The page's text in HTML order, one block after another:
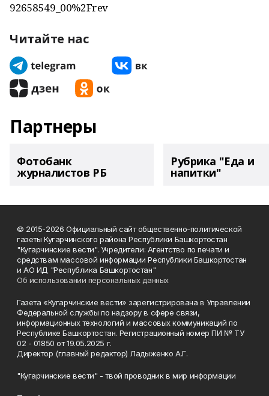
92658549_00%2Frev
Читайте нас
Партнеры
Фотобанк
журналистов РБ
Рубрика "Еда и
напитки"
© 2015-2026 Официальный сайт общественно-политической
газеты Кугарчинского района Республики Башкортостан
"Кугарчинские вести". Учредители: Агентство по печати и
средствам массовой информации Республики Башкортостан
и АО ИД "Республика Башкортостан"
Об использовании персональных данных
Газета «Кугарчинские вести» зарегистрирована в Управлении
Федеральной службы по надзору в сфере связи,
информационных технологий и массовых коммуникаций по
Республике Башкортостан. Регистрационный номер ПИ № ТУ
02 - 01850 от 19.05.2025 г.
Директор (главный редактор) Ладыженко А.Г.
"Кугарчинские вести" - твой проводник в мир информации